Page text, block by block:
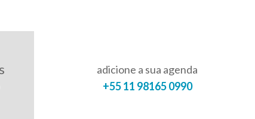
adicione a sua agenda
+55 11 98165 0990